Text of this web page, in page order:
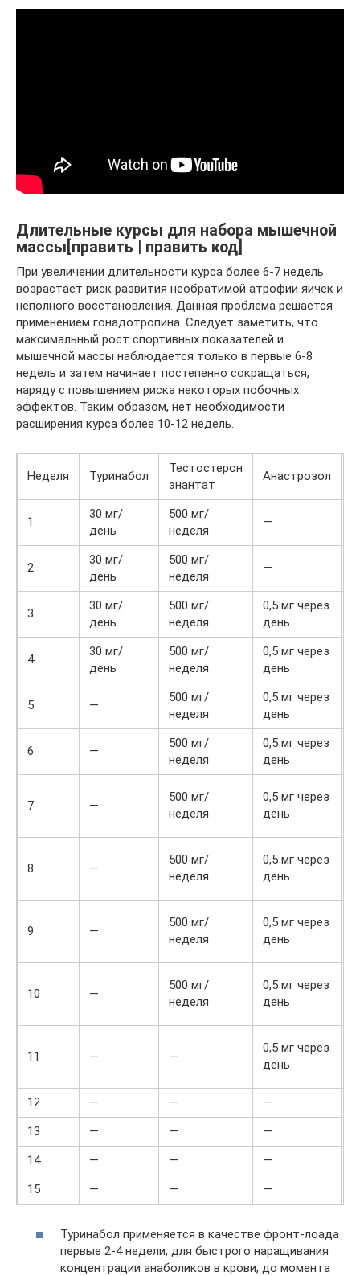
Длительные курсы для набора мышечной
массы[править | править код]
При увеличении длительности курса более 6-7 недель
возрастает риск развития необратимой атрофии яичек и
неполного восстановления. Данная проблема решается
применением гонадотропина. Следует заметить, что
максимальный рост спортивных показателей и
мышечной массы наблюдается только в первые 6-8
недель и затем начинает постепенно сокращаться,
наряду с повышением риска некоторых побочных
эффектов. Таким образом, нет необходимости
расширения курса более 10-12 недель.
Неделя Туринабол
Тестостерон
энантат
Анастрозол
1
30 мг/
день
500 мг/
неделя
—
2
30 мг/
день
500 мг/
неделя
—
3
30 мг/
день
500 мг/
неделя
0,5 мг через
день
4
30 мг/
день
500 мг/
неделя
0,5 мг через
день
5 —
500 мг/
неделя
0,5 мг через
день
6 —
500 мг/
неделя
0,5 мг через
день
7 —
500 мг/
неделя
0,5 мг через
день
8 —
500 мг/
неделя
0,5 мг через
день
9 —
500 мг/
неделя
0,5 мг через
день
10 —
500 мг/
неделя
0,5 мг через
день
11 — —
0,5 мг через
день
12
— — —
13
— — —
14
— — —
15
— — —
Туринабол применяется в качестве фронт-лоада
первые 2-4 недели, для быстрого наращивания
концентрации анаболиков в крови, до момента